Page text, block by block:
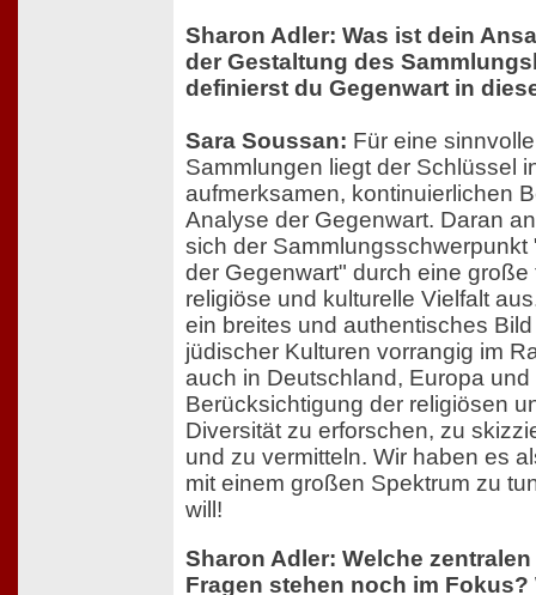
Sharon Adler: Was ist dein
der Gestaltung des
definierst du Gegenwart in
Sara Soussan: Für eine
Sammlungen liegt der Schlüssel
aufmerksamen, kontinuierlichen
Analyse der Gegenwart. Daran
sich der
der Gegenwart" durch eine große
religiöse und kulturelle Vielfalt
ein breites und authentisches
jüdischer Kulturen vorrangig im
auch in Deutschland, Europa und
Berücksichtigung der religiösen
Diversität zu erforschen, zu
und zu vermitteln. Wir haben es
mit einem großen Spektrum zu
will!
Sharon Adler: Welche
Fragen stehen noch im